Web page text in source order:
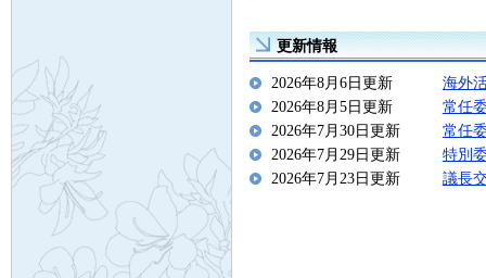
更新情報
2026年8月6日更新
海外
2026年8月5日更新
常任
2026年7月30日更新
常任
2026年7月29日更新
特別
2026年7月23日更新
議長